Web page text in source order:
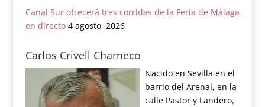
Canal Sur ofrecerá tres corridas de la Feria de Málaga
en directo 4 agosto, 2026
Carlos Crivell Charneco
Nacido en Sevilla en el
barrio del Arenal, en la
calle Pastor y Landero,